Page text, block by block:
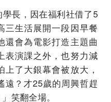
長，因在福利社借了5
三生活展開一段因早餐
還會為電影打造主題曲
表演課之外，也努力減
了大銀幕會被放大，
遠？才25歲的周興哲趕
笑翻全場。